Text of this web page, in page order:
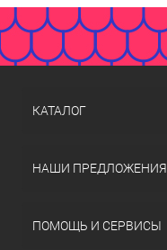
КАТАЛОГ
НАШИ ПРЕДЛОЖЕНИЯ
ПОМОЩЬ И СЕРВИСЫ